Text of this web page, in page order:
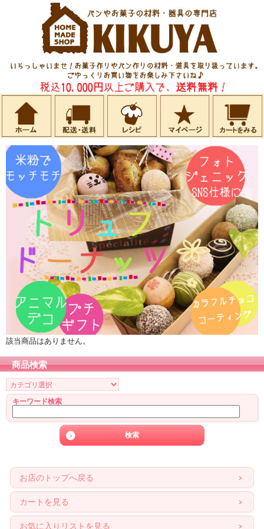
該当商品はありません。
商品検索
キーワード検索
お店のトップへ戻る
カートを見る
お気に入りリストを見る